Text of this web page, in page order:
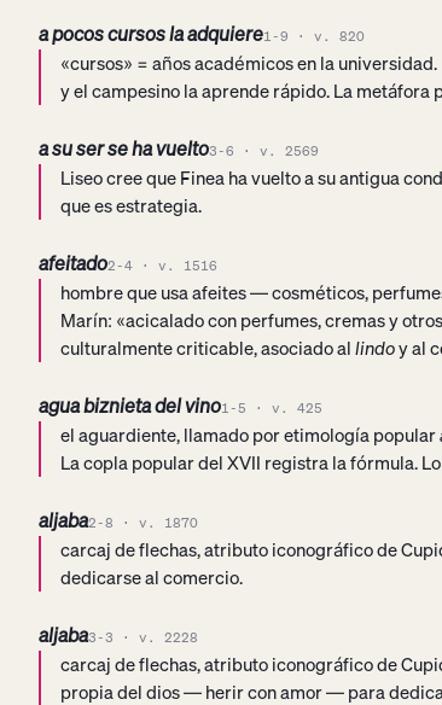
a pocos cursos la adquiere1-9 · v. 820
«cursos» = años académicos en la
y el campesino la aprende rápido. La
a su ser se ha vuelto3-6 · v. 2569
Liseo cree que Finea ha vuelto a su antigua
que es estrategia.
afeitado2-4 · v. 1516
hombre que usa afeites — cosméticos,
Marín: «acicalado con perfumes, cremas y
culturalmente criticable, asociado al lindoy al
agua biznieta del vino1-5 · v. 425
el aguardiente, llamado por etimología popular
La copla popular del XVII registra la fórmula.
aljaba2-8 · v. 1870
carcaj de flechas, atributo iconográfico de
dedicarse al comercio.
aljaba3-3 · v. 2228
carcaj de flechas, atributo iconográfico de
propia del dios — herir con amor — para